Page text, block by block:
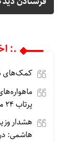
.:
کمک‌های دارویی ۱۱ کشور به
پرتاب ۲۴ ماهواره با یک موشک
هشدار
هاشمی: